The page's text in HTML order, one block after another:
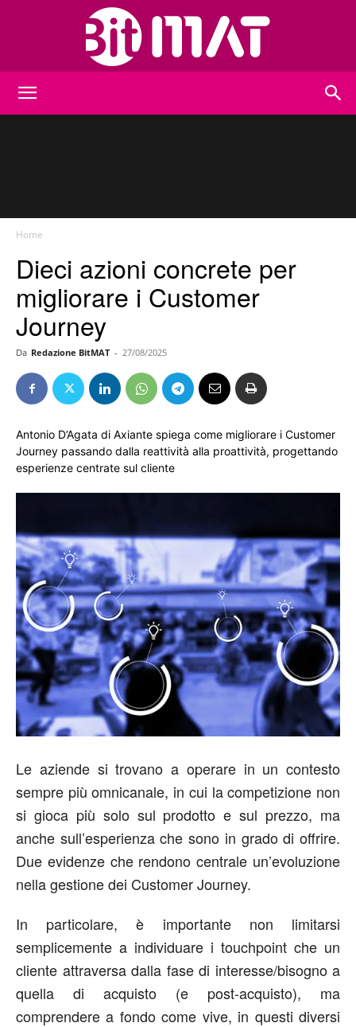
Home
Dieci azioni concrete per
migliorare i Customer
Journey
Da Redazione BitMAT - 27/08/2025
Antonio D’Agata di Axiante spiega come migliorare i Customer
Journey passando dalla reattività alla proattività, progettando
esperienze centrate sul cliente
Le aziende si trovano a operare in un contesto
sempre più omnicanale, in cui la competizione non
si gioca più solo sul prodotto e sul prezzo, ma
anche sull’esperienza che sono in grado di offrire.
Due evidenze che rendono centrale un’evoluzione
nella gestione dei Customer Journey.
In particolare, è importante non limitarsi
semplicemente a individuare i touchpoint che un
cliente attraversa dalla fase di interesse/bisogno a
quella di acquisto (e post-acquisto), ma
comprendere a fondo come vive, in questi diversi